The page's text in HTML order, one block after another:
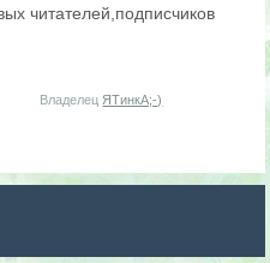
читателей,подписчиков
Владелец ЯТинкА;-)